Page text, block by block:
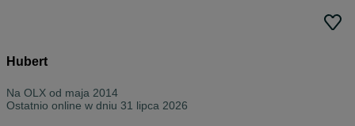
Hubert
Na OLX od maja 2014
Ostatnio online w dniu 31 lipca 2026